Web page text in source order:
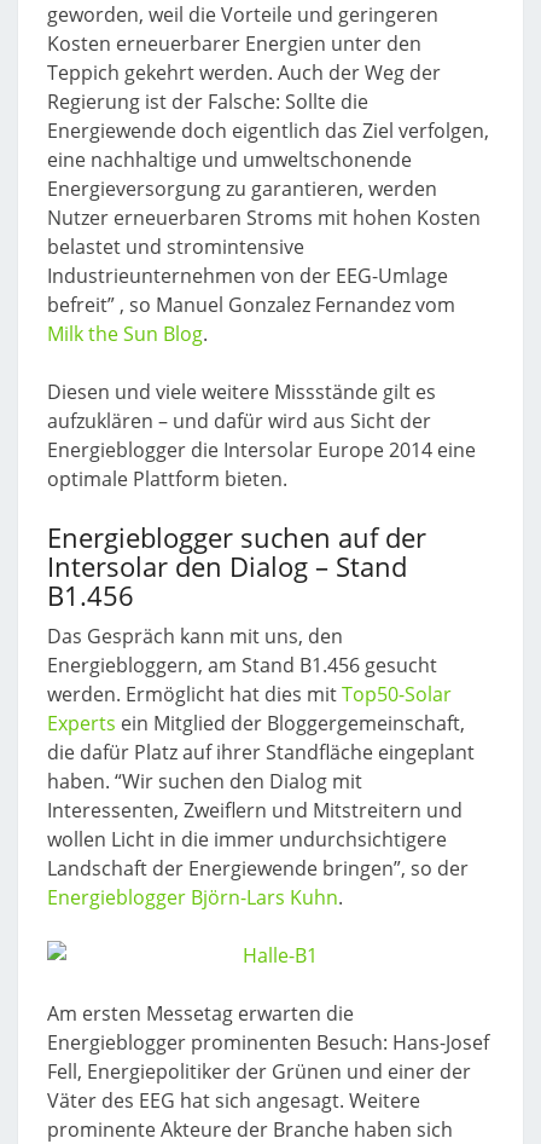
geworden, weil die Vorteile und geringeren
Kosten erneuerbarer Energien unter den
Teppich gekehrt werden. Auch der Weg der
Regierung ist der Falsche: Sollte die
Energiewende doch eigentlich das Ziel verfolgen,
eine nachhaltige und umweltschonende
Energieversorgung zu garantieren, werden
Nutzer erneuerbaren Stroms mit hohen Kosten
belastet und stromintensive
Industrieunternehmen von der EEG-Umlage
befreit” , so Manuel Gonzalez Fernandez vom
Milk the Sun Blog.
Diesen und viele weitere Missstände gilt es
aufzuklären – und dafür wird aus Sicht der
Energieblogger die Intersolar Europe 2014 eine
optimale Plattform bieten.
Energieblogger suchen auf der
Intersolar den Dialog – Stand
B1.456
Das Gespräch kann mit uns, den
Energiebloggern, am Stand B1.456 gesucht
werden. Ermöglicht hat dies mitTop50-Solar
Experts ein Mitglied der Bloggergemeinschaft,
die dafür Platz auf ihrer Standfläche eingeplant
haben. “Wir suchen den Dialog mit
Interessenten, Zweiflern und Mitstreitern und
wollen Licht in die immer undurchsichtigere
Landschaft der Energiewende bringen”, so der
Energieblogger Björn-Lars Kuhn.
Am ersten Messetag erwarten die
Energieblogger prominenten Besuch: Hans-Josef
Fell, Energiepolitiker der Grünen und einer der
Väter des EEG hat sich angesagt. Weitere
prominente Akteure der Branche haben sich